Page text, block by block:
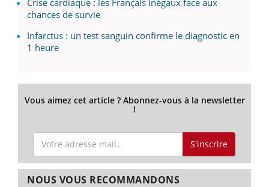
Crise cardiaque : les Français inégaux face aux
chances de survie
Infarctus : un test sanguin confirme le diagnostic en
1 heure
Vous aimez cet article ? Abonnez-vous à la newsletter
!
S'inscrire
NOUS VOUS RECOMMANDONS